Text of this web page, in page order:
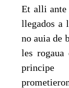
Et alli ante
llegados a
no auia de
les